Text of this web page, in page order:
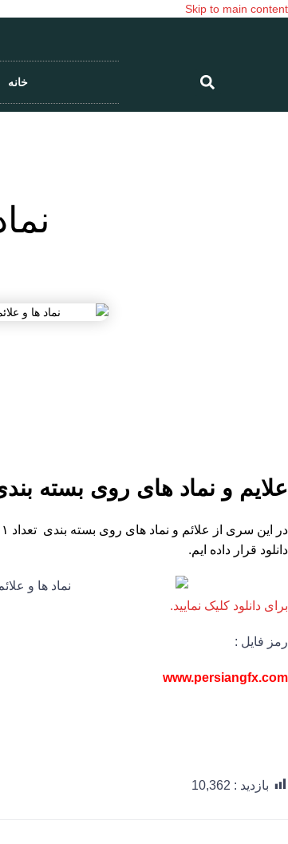
Skip to main content
خانه
علایم و نماد های روی بسته
دانلود قرار داده ایم.
برای دانلود کلیک نمایید.
رمز فایل :
www.persiangfx.com
بازدید : 10,362